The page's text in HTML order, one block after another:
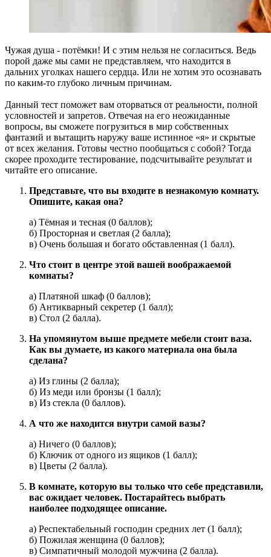
Чужая душа - потёмки! И с этим нельзя не согласиться. Ведь
порой даже мы сами не представляем, что находится в
дальних уголках нашего сердца. Или не хотим это осознавать
по каким-то глубоко личным причинам.
Данный тест поможет вам оторваться от реальности, полной
условностей и запретов. Отвечая на его неожиданные
вопросы, вы сможете погрузиться в мир собственных
фантазий и вытащить наружу ваше истинное «я» и скрытые
от всех желания. Готовы честно пообщаться с собой? Тогда
скорее проходите тестирование, подсчитывайте результат и
читайте его описание.
Представьте, что вы входите в незнакомую комнату.
Опишите, какая она?
а) Тёмная и тесная (0 баллов);
б) Просторная и светлая (2 балла);
в) Очень большая и богато обставленная (1 балл).
Что стоит в центре этой вашей воображаемой
комнаты?
а) Платяной шкаф (0 баллов);
б) Антикварный секретер (1 балл);
в) Стол (2 балла).
На упомянутом выше предмете мебели стоит ваза.
Как вы думаете, из какого материала она была
сделана?
а) Из глины (2 балла);
б) Из меди или бронзы (1 балл);
в) Из стекла (0 баллов).
А что же находится внутри самой вазы?
а) Ничего (0 баллов);
б) Ключик от одного из ящиков (1 балл);
в) Цветы (2 балла).
В комнате, которую вы только что себе представили,
вас ожидает человек. Постарайтесь выбрать
наиболее подходящее описание.
а) Респектабельный господин средних лет (1 балл);
б) Пожилая женщина (0 баллов);
в) Симпатичный молодой мужчина (2 балла).